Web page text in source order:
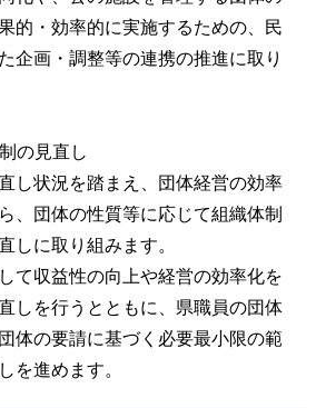
的・効率的に実施するための、民
企画・調整等の連携の推進に取り
の見直し
し状況を踏まえ、団体経営の効率
、団体の性質等に応じて組織体制
しに取り組みます。
て収益性の向上や経営の効率化を
しを行うとともに、県職員の団体
体の要請に基づく必要最小限の範
を進めます。